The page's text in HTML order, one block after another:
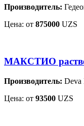
Производитель:
Цена: от 875000 UZS
МАКСТИО
Производитель: Deva
Цена: от 93500 UZS